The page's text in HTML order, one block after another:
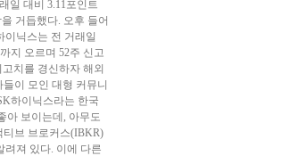
일 대비 3.11포인트
거듭했다. 오후 들어
닉스는 전 거래일
지 오르며 52주 신고
치를 경신하자 해외
이 모인 대형 커뮤니
하이닉스라는 한국
아 보이는데, 아무도
티브 브로커스(IBKR)
려져 있다. 이에 다른